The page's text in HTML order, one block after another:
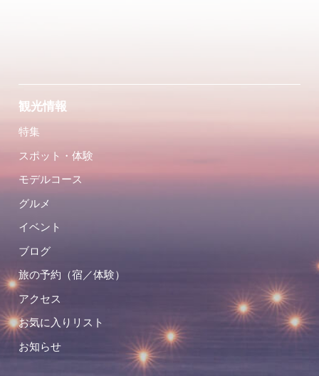
観光情報
特集
スポット・体験
モデルコース
グルメ
イベント
ブログ
旅の予約（宿／体験）
アクセス
お気に入りリスト
お知らせ